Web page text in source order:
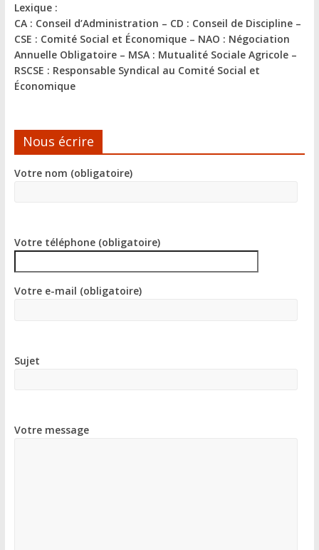
Lexique :
CA : Conseil d’Administration – CD : Conseil de Discipline –
CSE : Comité Social et Économique – NAO : Négociation
Annuelle Obligatoire – MSA : Mutualité Sociale Agricole –
RSCSE : Responsable Syndical au Comité Social et
Économique
Nous écrire
Votre nom (obligatoire)
Votre téléphone (obligatoire)
Votre e-mail (obligatoire)
Sujet
Votre message